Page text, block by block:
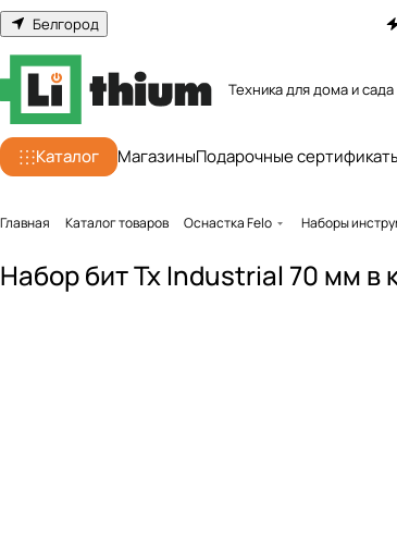
Белгород
Техника для дома и сада
Каталог МагазиныПодарочные
Главная Каталог товаров Оснастка Felo Наборы
Набор бит Tx Industrial 70 мм в